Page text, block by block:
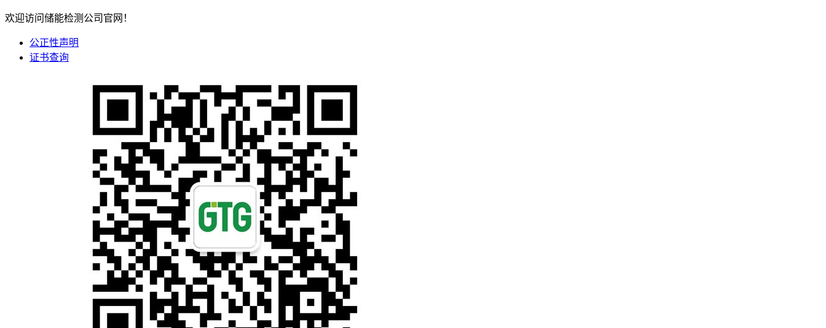
欢迎访问储能检测公司官网！
公正性声明
证书查询